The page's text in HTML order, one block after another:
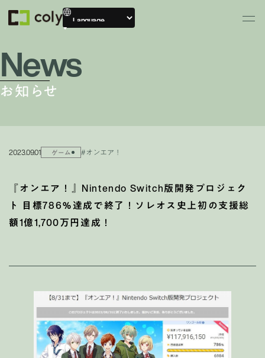
News
お知らせ
2023.09.01 ゲーム #オンエア！
『オンエア！』Nintendo Switch版開発プロジェク
ト 目標786％達成で終了！ソレオス史上初の支援総
額1億1,700万円達成！